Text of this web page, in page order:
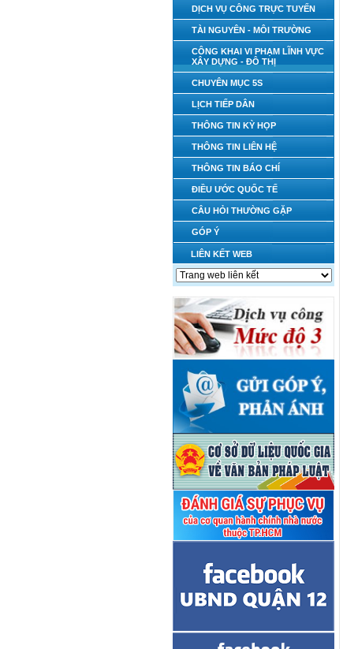
DỊCH VỤ CÔNG TRỰC TUYẾN
TÀI NGUYÊN - MÔI TRƯỜNG
CÔNG KHAI VI PHẠM LĨNH VỰC
XÂY DỰNG - ĐÔ THỊ
CHUYÊN MỤC 5S
LỊCH TIẾP DÂN
THÔNG TIN KỲ HỌP
THÔNG TIN LIÊN HỆ
THÔNG TIN BÁO CHÍ
ĐIỀU ƯỚC QUỐC TẾ
CÂU HỎI THƯỜNG GẶP
GÓP Ý
LIÊN KẾT WEB